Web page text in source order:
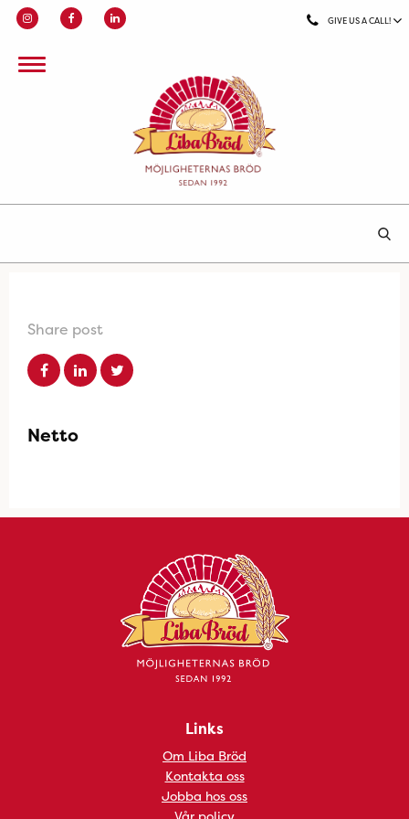
GIVE US A CALL!
Share post
Netto
Links
Om Liba Bröd
Kontakta oss
Jobba hos oss